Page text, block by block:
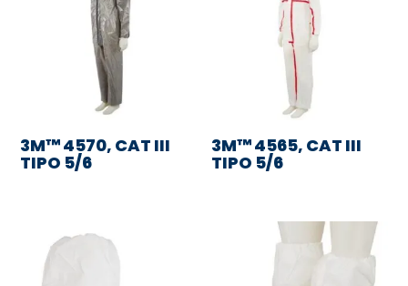
3M™ 4570, CAT III
TIPO 5/6
3M™ 4565, CAT III
TIPO 5/6